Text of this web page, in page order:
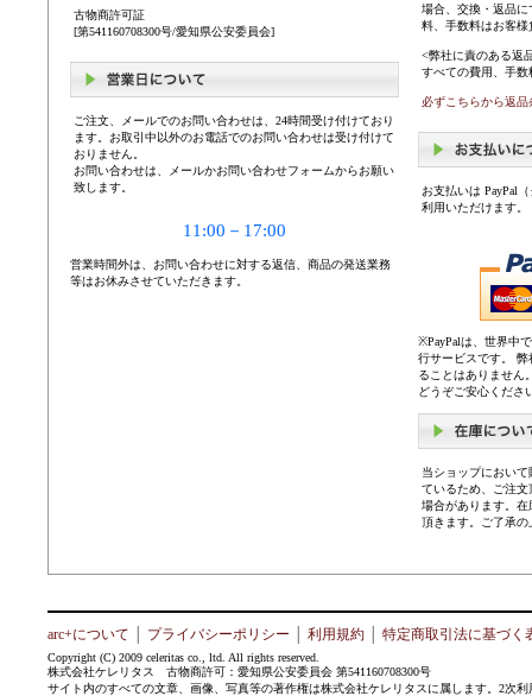
古物商許可証
[第541160708300号/愛知県公安委員会]
ご注文、メールでのお問い合わせは、24時間受け付けており
ます。お取引中以外のお電話でのお問い合わせは受け付けて
おりません。
お問い合わせは、メールかお問い合わせフォームからお願い
致します。
11:00－17:00
営業時間外は、お問い合わせに対する返信、商品の発送業務
等はお休みさせていただきます。
場合、交換・返品
料、手数料はお客
<弊社に責のある返
すべての費用、手
必ずこちらから返
お支払いは PayPal
利用いただけます。
※PayPalは、世界中
行サービスです。
ることはありません
どうぞご安心くださ
当ショップにおい
ているため、ご注
場合があります。
頂きます。ご了承
arc+について プライバシーポリシー 利用規約 特定商取引法に基づく
Copyright (C) 2009 celeritas co., ltd. All rights reserved.
株式会社ケレリタス 古物商許可：愛知県公安委員会 第541160708300号
サイト内のすべての文章、画像、写真等の著作権は株式会社ケレリタスに属します。2次